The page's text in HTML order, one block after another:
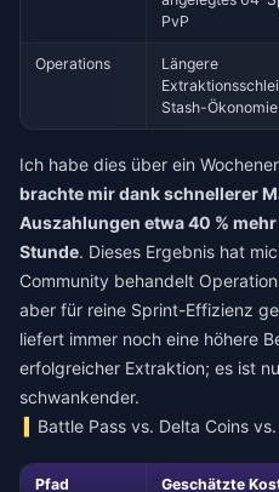
PvP
Operations
Längere
Stash-Ökonomie
Ich habe dies über ein
brachte mir dank schnellerer
Auszahlungen etwa 40 %
Stunde. Dieses Ergebnis hat
Community behandelt
aber für reine Sprint-Effizienz
liefert immer noch eine höhere
erfolgreicher Extraktion; es ist
schwankender.
Battle Pass vs. Delta Coins
Pfad Geschätzte